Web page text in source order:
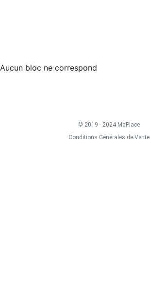
Aucun bloc ne correspond
© 2019 - 2024 MaPlace
Conditions Générales de Vente